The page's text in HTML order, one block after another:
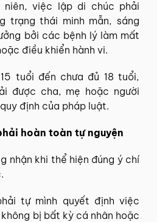
việc lập di chúc phải
trạng thái minh mẫn, sáng
bởi các bệnh lý làm mất
điều khiển hành vi.
tuổi đến chưa đủ 18 tuổi,
được cha, mẹ hoặc người
định của pháp luật.
hoàn toàn tự nguyện
nhận khi thể hiện đúng ý chí
tự mình quyết định việc
bị bất kỳ cá nhân hoặc